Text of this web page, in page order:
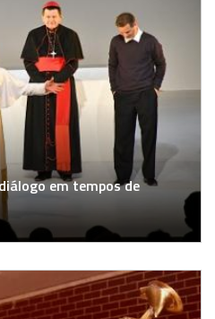
em tempos de